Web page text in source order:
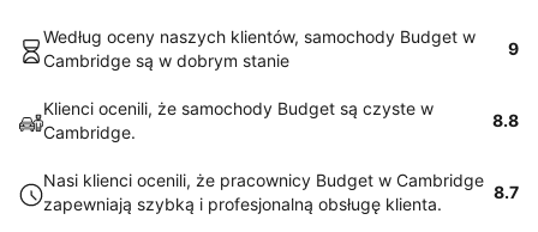
Według oceny naszych klientów, samochody Budget w
Cambridge są w dobrym stanie
9
Klienci ocenili, że samochody Budget są czyste w
Cambridge.
8.8
Nasi klienci ocenili, że pracownicy Budget w Cambridge
zapewniają szybką i profesjonalną obsługę klienta.
8.7